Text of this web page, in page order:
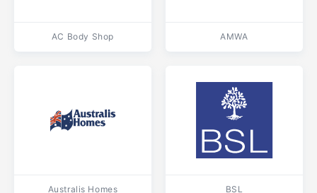
AC Body Shop AMWA
Australis Homes BSL